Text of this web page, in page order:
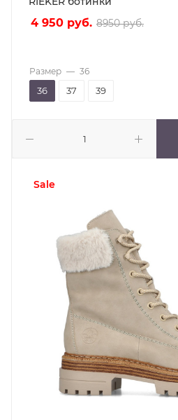
4 950 руб. 8950руб.
Размер — 36
36 37 39
sale